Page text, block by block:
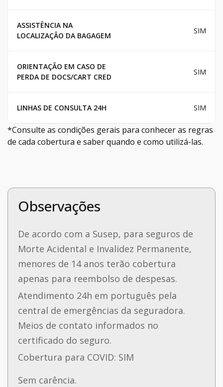
ASSISTÊNCIA NA
LOCALIZAÇÃO DA BAGAGEM
SIM
ORIENTAÇÃO EM CASO DE
PERDA DE DOCS/CART CRED
SIM
LINHAS DE CONSULTA 24H SIM
*Consulte as condições gerais para conhecer as regras
de cada cobertura e saber quando e como utilizá-las.
Observações
De acordo com a Susep, para seguros de
Morte Acidental e Invalidez Permanente,
menores de 14 anos terão cobertura
apenas para reembolso de despesas.
Atendimento 24h em português pela
central de emergências da seguradora.
Meios de contato informados no
certificado do seguro.
Cobertura para COVID: SIM
Sem carência.